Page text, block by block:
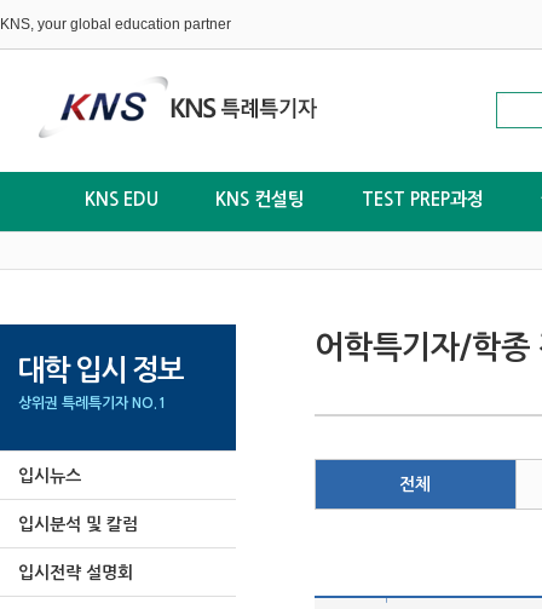
KNS, your global education partner
KNS EDU KNS 컨설팅 TEST PREP과정
대학 입시 정보
상위권 특례특기자 NO.1
입시뉴스
입시분석 및 칼럼
입시전략 설명회
어학특기자/학종
전체
|